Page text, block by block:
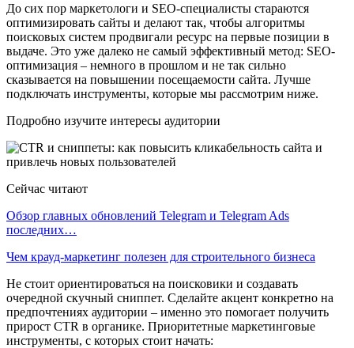
До сих пор маркетологи и SEO-специалисты стараются
оптимизировать сайты и делают так, чтобы алгоритмы
поисковых систем продвигали ресурс на первые позиции в
выдаче. Это уже далеко не самый эффективный метод: SEO-
оптимизация – немного в прошлом и не так сильно
сказывается на повышении посещаемости сайта. Лучше
подключать инструменты, которые мы рассмотрим ниже.
Подробно изучите интересы аудитории
Сейчас читают
Обзор главных обновлений Telegram и Telegram Ads
последних…
Чем крауд-маркетинг полезен для строительного бизнеса
Не стоит ориентироваться на поисковики и создавать
очередной скучный сниппет. Сделайте акцент конкретно на
предпочтениях аудитории – именно это помогает получить
прирост CTR в органике. Приоритетные маркетинговые
инструменты, с которых стоит начать: